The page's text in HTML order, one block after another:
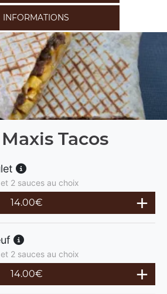
INFORMATIONS
Tacos
2 sauces au choix
14.00€
2 sauces au choix
14.00€